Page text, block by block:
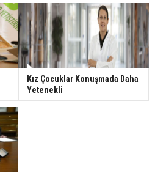
Kız Çocuklar Konuşmada Daha
Yetenekli